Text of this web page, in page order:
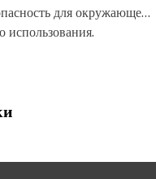
для окружающей
использования.